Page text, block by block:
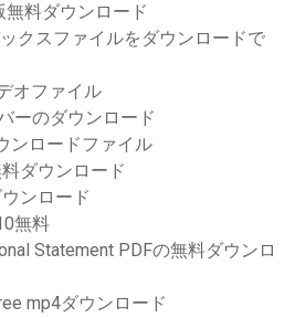
無料ダウンロード
クスファイルをダウンロードで
オファイル
ーのダウンロード
ンロードファイル
ダウンロード
ンロード
無料
Statement PDFの無料ダウンロ
mp4ダウンロード